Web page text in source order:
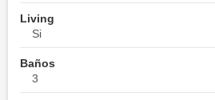
Living
Si
Baños
3